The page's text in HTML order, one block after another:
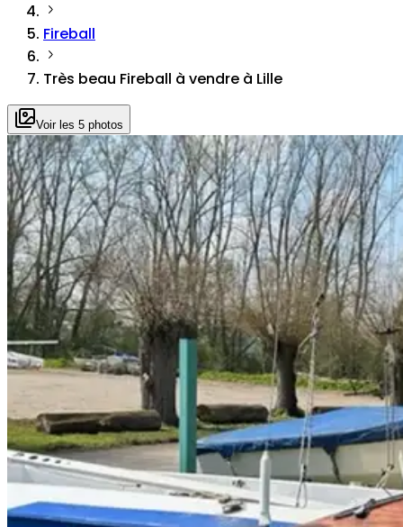
Fireball
Très beau Fireball à vendre à Lille
Voir les 5 photos